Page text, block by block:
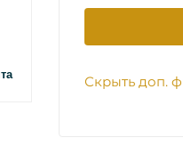
Скрыть доп.